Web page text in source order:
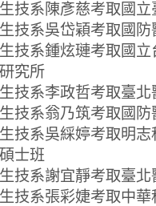
生技系陳彥慈考取國
生技系吳岱穎考取國
生技系鍾炫璉考取國
研究所
生技系李政哲考取臺
生技系翁乃筑考取國
生技系吳綵婷考取明
碩士班
生技系謝宜靜考取臺
生技系張彩婕考取中